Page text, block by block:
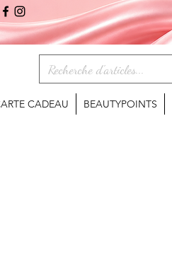
CADEAU BEAUTYPOINTS